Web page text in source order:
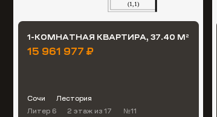
1-КОМНАТНАЯ КВАРТИРА, 37.40 М 2
15 961 977 ₽
Сочи
Лестория
Литер 6
2 этаж из 17 №11